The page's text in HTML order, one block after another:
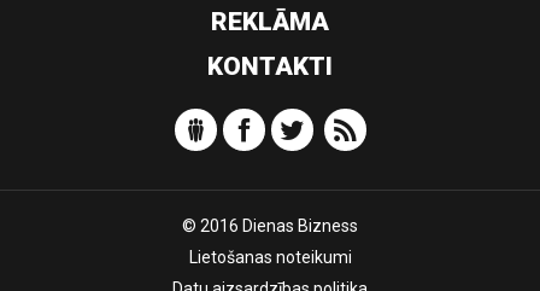
REKLĀMA
KONTAKTI
© 2016 Dienas Bizness
Lietošanas noteikumi